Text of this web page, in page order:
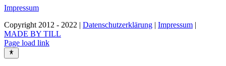
Impressum
Copyright 2012 - 2022 | Datenschutzerklärung | Impressum |
MADE BY TILL
Page load link